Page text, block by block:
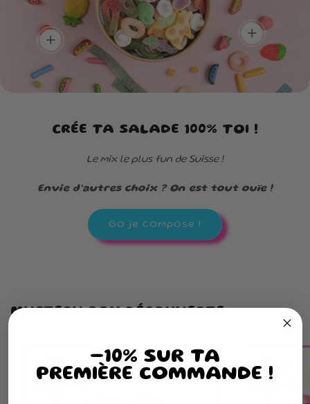
CRÉE TA SALADE 100% TOI !
Le mix le plus fun de Suisse !
Envie d’autres choix ? On est tout ouïe !
Go je compose !
add
add
MYSTERY BOX DÉCOUVERTE
-10% SUR TA
PREMIÈRE COMMANDE !